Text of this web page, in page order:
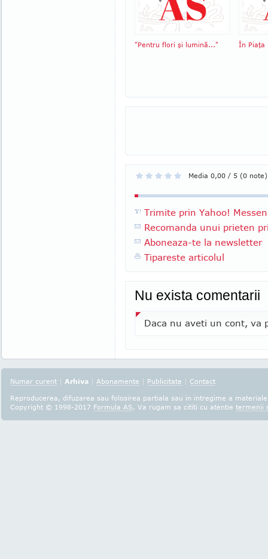
"Pentru flori şi lumină..." În Piaţa
Media 0,00 / 5 (0 note)
Trimite prin Yahoo!
Recomanda unui prieten
Aboneaza-te la newsletter
Tipareste articolul
Nu exista comentarii
Daca nu aveti un cont, va
Numar curent | Arhiva | Abonamente | Publicitate | Contact
Reproducerea, difuzarea sau folosirea partiala sau in intregime a
Copyright © 1998-2017 Formula AS. Va rugam sa cititi cu atentie termenii